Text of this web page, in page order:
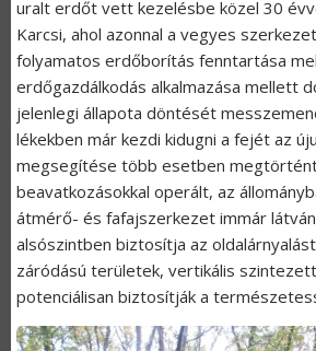
uralt erdőt vett kezelésbe közel 30
Karcsi, ahol azonnal a vegyes
folyamatos erdőborítás fenntartása
erdőgazdálkodás alkalmazása mellett
jelenlegi állapota döntését
lékekben már kezdi kidugni a fejét az
megsegítése több esetben
beavatkozásokkal operált, az
átmérő- és fafajszerkezet immár
alsószintben biztosítja az
záródású területek, vertikális
potenciálisan biztosítják a